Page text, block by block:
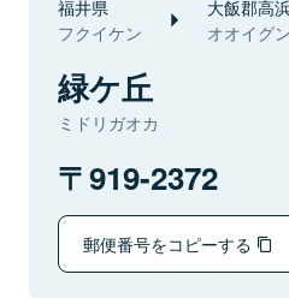
福井県
フクイケン
大飯郡高
オオイグ
緑ケ丘
ミドリガオカ
919-2372
郵便番号をコピーする